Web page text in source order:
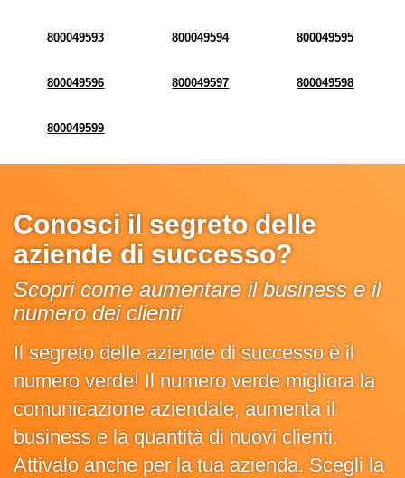
800049593 800049594 800049595
800049596 800049597 800049598
800049599
Conosci il segreto delle
aziende di successo?
Scopri come aumentare il business e il
numero dei clienti
Il segreto delle aziende di successo è il
numero verde! Il numero verde migliora la
comunicazione aziendale, aumenta il
business e la quantità di nuovi clienti.
Attivalo anche per la tua azienda. Scegli la